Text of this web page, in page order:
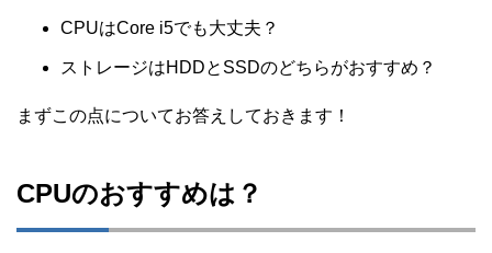
CPUはCore i5でも大丈夫？
ストレージはHDDとSSDのどちらがおすすめ？
まずこの点についてお答えしておきます！
CPUのおすすめは？